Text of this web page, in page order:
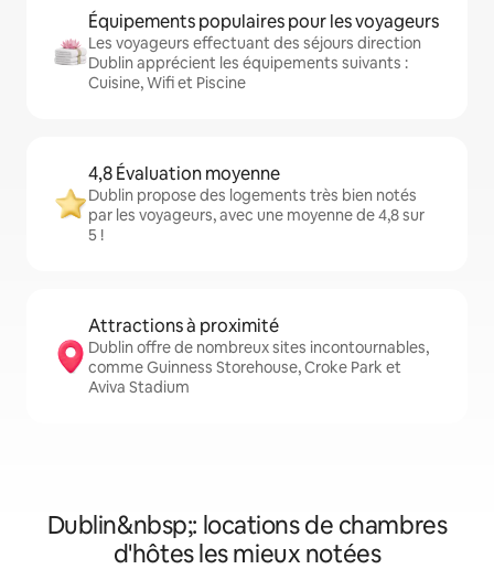
Équipements populaires pour les voyageurs
Les voyageurs effectuant des séjours direction
Dublin apprécient les équipements suivants :
Cuisine, Wifi et Piscine
4,8 Évaluation moyenne
Dublin propose des logements très bien notés
par les voyageurs, avec une moyenne de 4,8 sur
5 !
Attractions à proximité
Dublin offre de nombreux sites incontournables,
comme Guinness Storehouse, Croke Park et
Aviva Stadium
Dublin&nbsp;: locations de chambres
d'hôtes les mieux notées